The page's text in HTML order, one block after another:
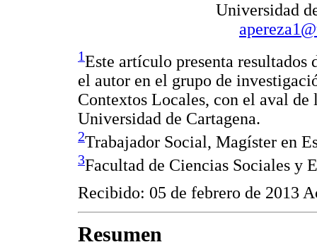
Universidad
1Este artículo presenta
el autor en el grupo de
Contextos Locales, con el aval
Universidad de Cartagena.
2Trabajador Social, Magíster en
3Facultad de Ciencias Sociales y
Recibido: 05 de febrero de 2013
Resumen